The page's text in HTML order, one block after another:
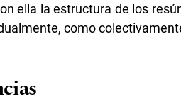
ella la estructura de los
como